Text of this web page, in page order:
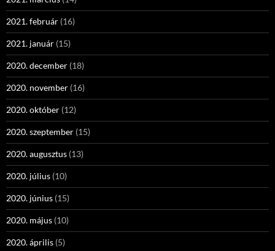
2021. február (16)
2021. január (15)
2020. december (18)
2020. november (16)
2020. október (12)
2020. szeptember (15)
2020. augusztus (13)
2020. július (10)
2020. június (15)
2020. május (10)
2020. április (5)